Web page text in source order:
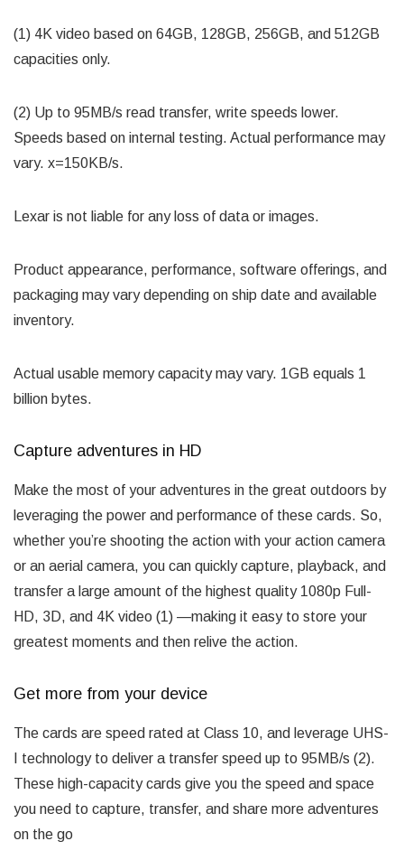
(1) 4K video based on 64GB, 128GB, 256GB, and 512GB
capacities only.
(2) Up to 95MB/s read transfer, write speeds lower.
Speeds based on internal testing. Actual performance may
vary. x=150KB/s.
Lexar is not liable for any loss of data or images.
Product appearance, performance, software offerings, and
packaging may vary depending on ship date and available
inventory.
Actual usable memory capacity may vary. 1GB equals 1
billion bytes.
Capture adventures in HD
Make the most of your adventures in the great outdoors by
leveraging the power and performance of these cards. So,
whether you’re shooting the action with your action camera
or an aerial camera, you can quickly capture, playback, and
transfer a large amount of the highest quality 1080p Full-
HD, 3D, and 4K video (1) —making it easy to store your
greatest moments and then relive the action.
Get more from your device
The cards are speed rated at Class 10, and leverage UHS-
I technology to deliver a transfer speed up to 95MB/s (2).
These high-capacity cards give you the speed and space
you need to capture, transfer, and share more adventures
on the go